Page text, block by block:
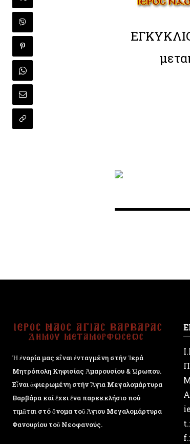
Ἡ ἐνορία μας εἶναι ἐνταγμένη στήν Ἱερά
Μητρόπολη Κηφισίας Ἁμαρουσίου & Ὠρωπου.
Εἶναι ἀφιερωμένη στήν Ἅγια Μεγαλομάρτυρα
Βαρβάρα καί ἔχει ἕνα παρεκκλήσιο πού
τιμᾶται στό ὄνομα τοῦ Ἁγιου Μεγαλομάρτυρα
Φανουρίου τοῦ Νεοφανούς.